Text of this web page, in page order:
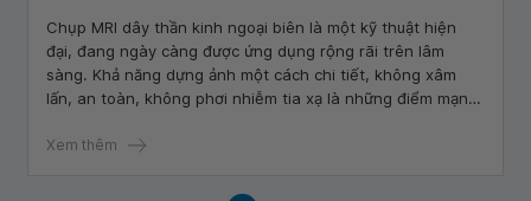
Chụp MRI dây thần kinh ngoại biên là một kỹ thuật hiện
đại, đang ngày càng được ứng dụng rộng rãi trên lâm
sàng. Khả năng dựng ảnh một cách chi tiết, không xâm
lấn, an toàn, không phơi nhiễm tia xạ là những điểm mạnh
Xem thêm